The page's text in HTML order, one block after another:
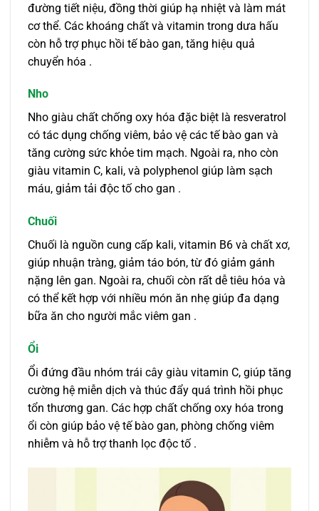
đường tiết niệu, đồng thời giúp hạ nhiệt và làm mát
cơ thể. Các khoáng chất và vitamin trong dưa hấu
còn hỗ trợ phục hồi tế bào gan, tăng hiệu quả
chuyển hóa .
Nho
Nho giàu chất chống oxy hóa đặc biệt là resveratrol
có tác dụng chống viêm, bảo vệ các tế bào gan và
tăng cường sức khỏe tim mạch. Ngoài ra, nho còn
giàu vitamin C, kali, và polyphenol giúp làm sạch
máu, giảm tải độc tố cho gan .
Chuối
Chuối là nguồn cung cấp kali, vitamin B6 và chất xơ,
giúp nhuận tràng, giảm táo bón, từ đó giảm gánh
nặng lên gan. Ngoài ra, chuối còn rất dễ tiêu hóa và
có thể kết hợp với nhiều món ăn nhẹ giúp đa dạng
bữa ăn cho người mắc viêm gan .
Ổi
Ổi đứng đầu nhóm trái cây giàu vitamin C, giúp tăng
cường hệ miễn dịch và thúc đẩy quá trình hồi phục
tổn thương gan. Các hợp chất chống oxy hóa trong
ổi còn giúp bảo vệ tế bào gan, phòng chống viêm
nhiễm và hỗ trợ thanh lọc độc tố .